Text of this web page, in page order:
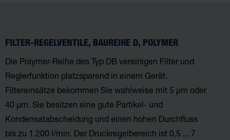
FILTER-REGELVENTILE, BAUREIHE D, POLYMER
Die Polymer-Reihe des Typ DB vereinigen Filter­ und
Reglerfunktion platzsparend in einem Gerät.
Filtereinsätze bekommen Sie wahlweise mit 5 µm oder
40 µm. Sie besitzen eine gute Partikel- und
Kondensatabscheidung und einen hohen Durchfluss
bis zu 1.200 l/min. Der Druckregelbereich ist 0,5 ... 7